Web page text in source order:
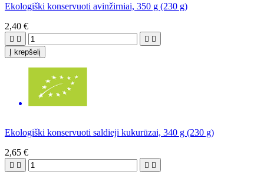
Ekologiški konservuoti avinžirniai, 350 g (230 g)
2,40 €
   
Į krepšelį
Ekologiški konservuoti saldieji kukurūzai, 340 g (230 g)
2,65 €
   